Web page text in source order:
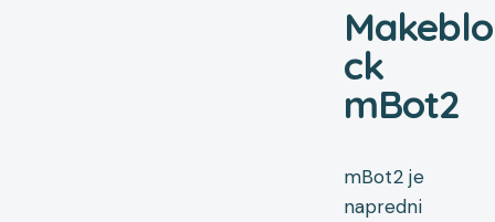
Makeblo
ck
mBot2
mBot2 je
napredni